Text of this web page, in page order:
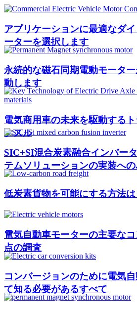
アプリケーションに最適なダ
ーターを選択します
永続的な磁石同期電動モータ
動します
電気商用車の未来を駆動する
クスル
SIC+SI混合炭素融合インバー
テムソリューションの実装へ
低炭素貨物を可能にする方法は
電気自動車モーターの主要な
点の調査
コンバージョンのために電気
て知る必要があるすべて